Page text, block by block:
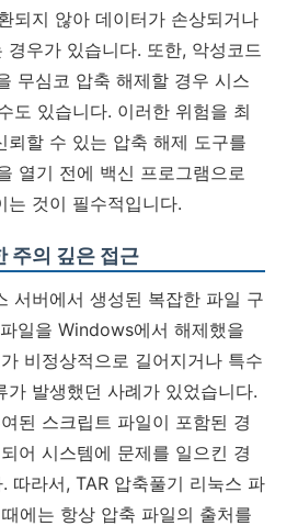
되지 않아 데이터가 손상되거나
경우가 있습니다. 또한, 악성코드
무심코 압축 해제할 경우 시스
도 있습니다. 이러한 위험을 최
뢰할 수 있는 압축 해제 도구를
열기 전에 백신 프로그램으로
는 것이 필수적입니다.
주의 깊은 접근
서버에서 생성된 복잡한 파일 구
일을 Windows에서 해제했을
비정상적으로 길어지거나 특수
가 발생했던 사례가 있었습니다.
된 스크립트 파일이 포함된 경
어 시스템에 문제를 일으킨 경
따라서, TAR 압축풀기 리눅스 파
에는 항상 압축 파일의 출처를